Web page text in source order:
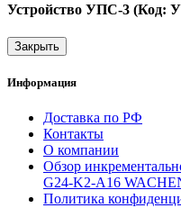
Устройство УПС-3 (Код:
Закрыть
Информация
Доставка по РФ
Контакты
О компании
Обзор
G24-K2-A16
Политика